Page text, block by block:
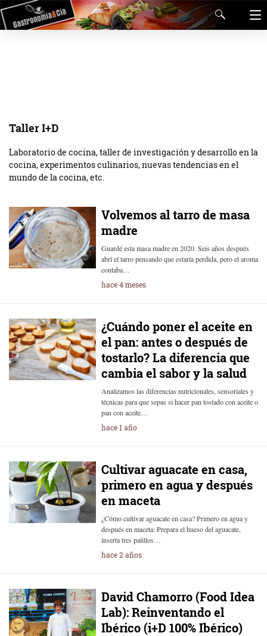
Taller I+D
Laboratorio de cocina, taller de investigación y desarrollo en la
cocina, experimentos culinarios, nuevas tendencias en el
mundo de la cocina, etc.
Volvemos al tarro de masa
madre
Guardé esta masa madre en 2020. Seis años después
abrí el tarro pensando que estaría perdida, pero el aroma
contaba…
hace 4 meses
¿Cuándo poner el aceite en
el pan: antes o después de
tostarlo? La diferencia que
cambia el sabor y la salud
Analizamos las diferencias nutricionales, sensoriales y
técnicas para que sepas si hacer pan tostado con aceite o
pan con aceite…
hace 1 año
Cultivar aguacate en casa,
primero en agua y después
en maceta
¿Cómo cultivar aguacate en casa? Primero en agua y
después en maceta: Prepara el hueso del aguacate,
inserta tres palillos…
hace 2 años
David Chamorro (Food Idea
Lab): Reinventando el
Ibérico (i+D 100% Ibérico)